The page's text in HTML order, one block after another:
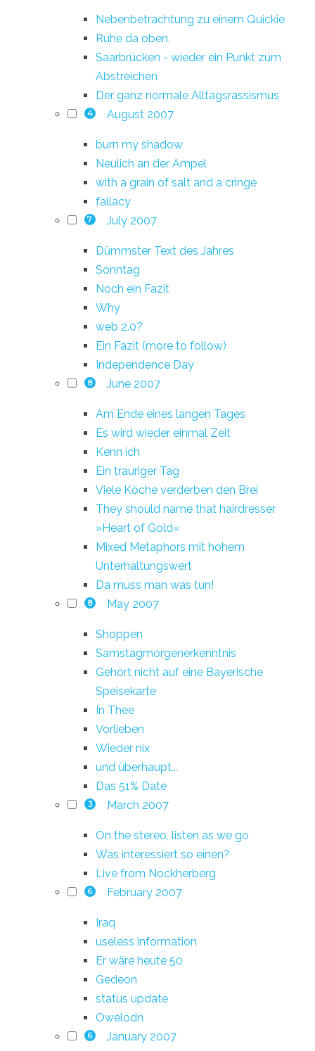
Nebenbetrachtung zu einem Quickie
Ruhe da oben.
Saarbrücken - wieder ein Punkt zum
Abstreichen
Der ganz normale Alltagsrassismus
4 August 2007
burn my shadow
Neulich an der Ampel
with a grain of salt and a cringe
fallacy
7 July 2007
Dümmster Text des Jahres
Sonntag
Noch ein Fazit
Why
web 2.0?
Ein Fazit (more to follow)
Independence Day
8 June 2007
Am Ende eines langen Tages
Es wird wieder einmal Zeit
Kenn ich
Ein trauriger Tag
Viele Köche verderben den Brei
They should name that hairdresser
»Heart of Gold«
Mixed Metaphors mit hohem
Unterhaltungswert
Da muss man was tun!
8 May 2007
Shoppen
Samstagmorgenerkenntnis
Gehört nicht auf eine Bayerische
Speisekarte
In Thee
Vorlieben
Wieder nix
und überhaupt...
Das 51% Date
3 March 2007
On the stereo, listen as we go
Was interessiert so einen?
Live from Nockherberg
6 February 2007
Iraq
useless information
Er wäre heute 50
Gedeon
status update
Owelodn
6 January 2007